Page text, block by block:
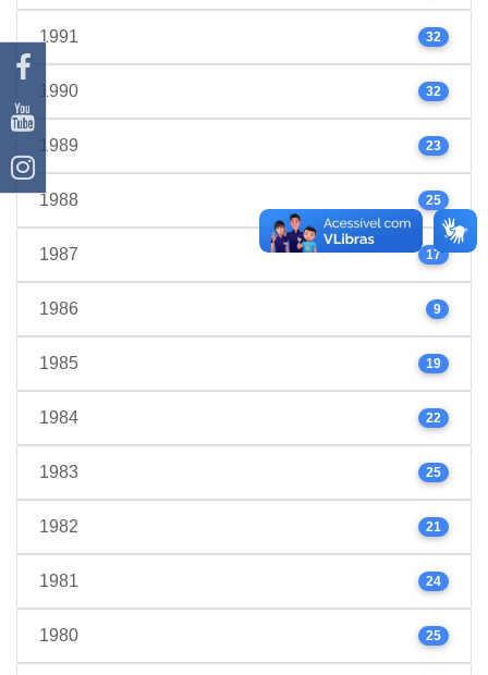
1991 32
1990 32
1989 23
1988 25
1987 17
1986 9
1985 19
1984 22
1983 25
1982 21
1981 24
1980 25